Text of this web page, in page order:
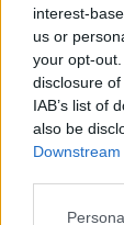
interest-
us or
your opt-
disclosure
IAB’s list of
also be